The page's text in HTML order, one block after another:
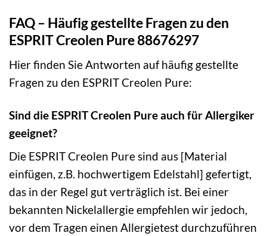
FAQ – Häufig gestellte Fragen zu den
ESPRIT Creolen Pure 88676297
Hier finden Sie Antworten auf häufig gestellte
Fragen zu den ESPRIT Creolen Pure:
Sind die ESPRIT Creolen Pure auch für Allergiker
geeignet?
Die ESPRIT Creolen Pure sind aus [Material
einfügen, z.B. hochwertigem Edelstahl] gefertigt,
das in der Regel gut verträglich ist. Bei einer
bekannten Nickelallergie empfehlen wir jedoch,
vor dem Tragen einen Allergietest durchzuführen